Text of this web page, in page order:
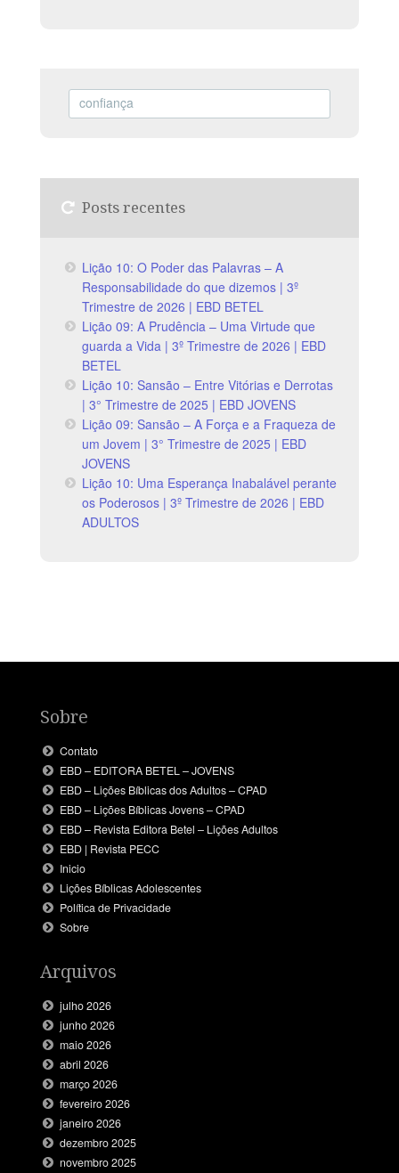
Posts recentes
Lição 10: O Poder das Palavras – A
Responsabilidade do que dizemos | 3º
Trimestre de 2026 | EBD BETEL
Lição 09: A Prudência – Uma Virtude que
guarda a Vida | 3º Trimestre de 2026 | EBD
BETEL
Lição 10: Sansão – Entre Vitórias e Derrotas
| 3° Trimestre de 2025 | EBD JOVENS
Lição 09: Sansão – A Força e a Fraqueza de
um Jovem | 3° Trimestre de 2025 | EBD
JOVENS
Lição 10: Uma Esperança Inabalável perante
os Poderosos | 3º Trimestre de 2026 | EBD
ADULTOS
Sobre
Contato
EBD – EDITORA BETEL – JOVENS
EBD – Lições Bíblicas dos Adultos – CPAD
EBD – Lições Bíblicas Jovens – CPAD
EBD – Revista Editora Betel – Lições Adultos
EBD | Revista PECC
Inicio
Lições Bíblicas Adolescentes
Política de Privacidade
Sobre
Arquivos
julho 2026
junho 2026
maio 2026
abril 2026
março 2026
fevereiro 2026
janeiro 2026
dezembro 2025
novembro 2025